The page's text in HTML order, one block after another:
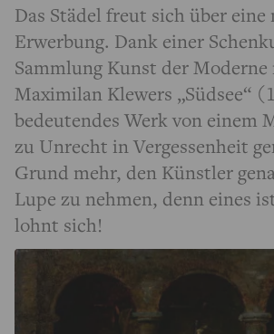
Das Städel freut sich über eine
Erwerbung. Dank einer
Sammlung Kunst der
Maximilan Klewers „Südsee“
bedeutendes Werk von einem
zu Unrecht in Vergessenheit
Grund mehr, den Künstler
Lupe zu nehmen, denn eines
lohnt sich!